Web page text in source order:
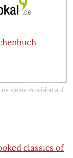
kleine Provision auf
classics of